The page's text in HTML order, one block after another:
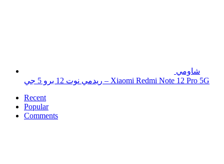
شاومي
ريدمي نوت 12 برو 5 جي – Xiaomi Redmi Note 12 Pro 5G
Recent
Popular
Comments